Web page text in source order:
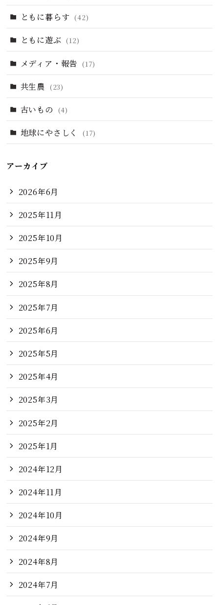
ともに暮らす (42)
ともに遊ぶ (12)
メディア・報告 (17)
共生農 (23)
古いもの (4)
地球にやさしく (17)
アーカイブ
2026年6月
2025年11月
2025年10月
2025年9月
2025年8月
2025年7月
2025年6月
2025年5月
2025年4月
2025年3月
2025年2月
2025年1月
2024年12月
2024年11月
2024年10月
2024年9月
2024年8月
2024年7月